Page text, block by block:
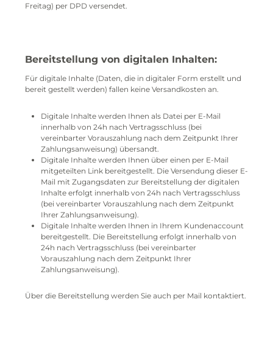
Freitag) per DPD versendet.
Bereitstellung von digitalen Inhalten:
Für digitale Inhalte (Daten, die in digitaler Form erstellt und
bereit gestellt werden) fallen keine Versandkosten an.
Digitale Inhalte werden Ihnen als Datei per E-Mail
innerhalb von 24h nach Vertragsschluss (bei
vereinbarter Vorauszahlung nach dem Zeitpunkt Ihrer
Zahlungsanweisung) übersandt.
Digitale Inhalte werden Ihnen über einen per E-Mail
mitgeteilten Link bereitgestellt. Die Versendung dieser E-
Mail mit Zugangsdaten zur Bereitstellung der digitalen
Inhalte erfolgt innerhalb von 24h nach Vertragsschluss
(bei vereinbarter Vorauszahlung nach dem Zeitpunkt
Ihrer Zahlungsanweisung).
Digitale Inhalte werden Ihnen in Ihrem Kundenaccount
bereitgestellt. Die Bereitstellung erfolgt innerhalb von
24h nach Vertragsschluss (bei vereinbarter
Vorauszahlung nach dem Zeitpunkt Ihrer
Zahlungsanweisung).
Über die Bereitstellung werden Sie auch per Mail kontaktiert.